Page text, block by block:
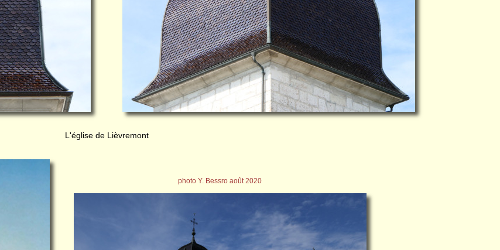
L'église de Lièvremont
photo Y. Bessro août 2020